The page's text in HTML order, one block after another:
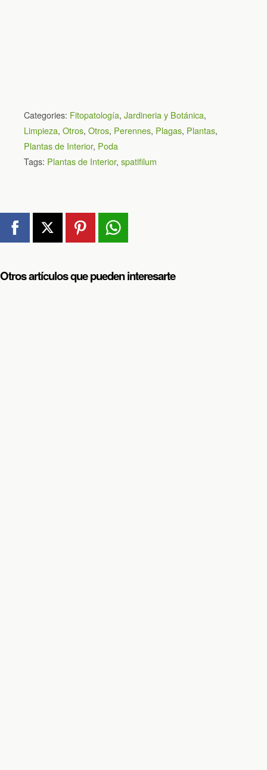
Categories: Fitopatología, Jardineria y Botánica,
Limpieza, Otros, Otros, Perennes, Plagas, Plantas,
Plantas de Interior, Poda
Tags: Plantas de Interior, spatifilum
Otros artículos que pueden interesarte